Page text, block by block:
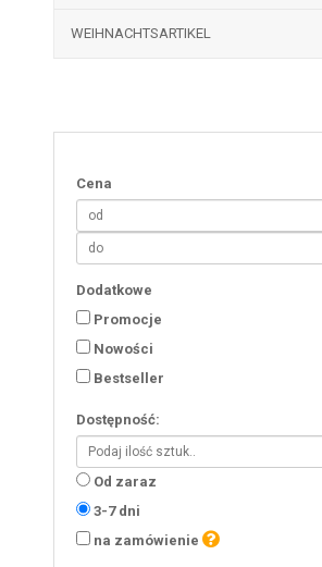
WEIHNACHTSARTIKEL
Cena
Dodatkowe
Promocje
Nowości
Bestseller
Dostępność:
Od zaraz
3-7 dni
na zamówienie